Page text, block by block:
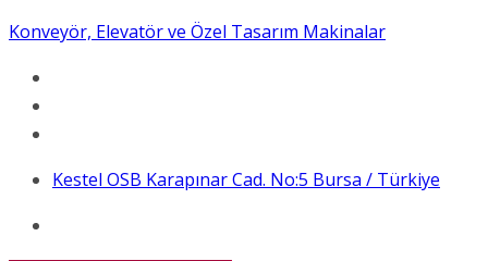
Konveyör, Elevatör ve Özel Tasarım Makinalar
Kestel OSB Karapınar Cad. No:5 Bursa / Türkiye